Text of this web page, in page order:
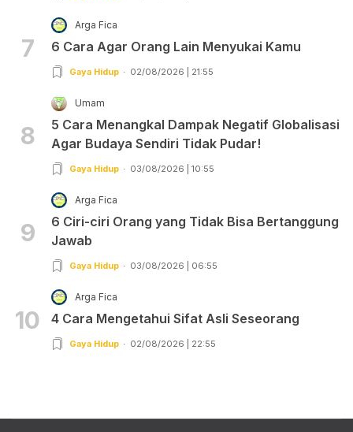
7
Arga Fica
6 Cara Agar Orang Lain Menyukai Kamu
Gaya Hidup 02/08/2026 | 21:55
8
Umam
5 Cara Menangkal Dampak Negatif Globalisasi
Agar Budaya Sendiri Tidak Pudar!
Gaya Hidup 03/08/2026 | 10:55
9
Arga Fica
6 Ciri-ciri Orang yang Tidak Bisa Bertanggung
Jawab
Gaya Hidup 03/08/2026 | 06:55
10
Arga Fica
4 Cara Mengetahui Sifat Asli Seseorang
Gaya Hidup 02/08/2026 | 22:55